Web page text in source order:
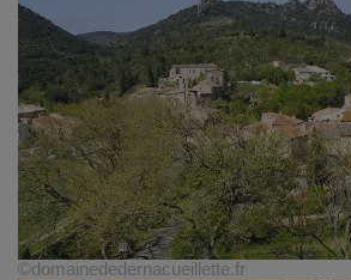
©domainededernacueillette.fr